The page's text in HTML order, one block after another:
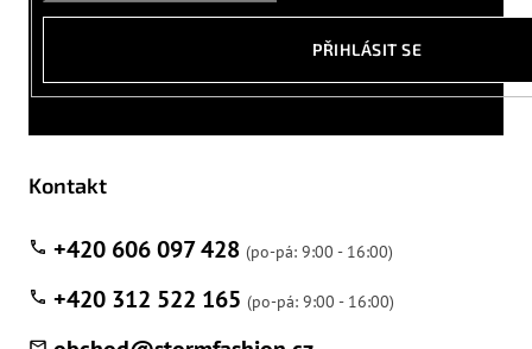
PŘIHLÁSIT SE
Kontakt
+420 606 097 428
+420 312 522 165